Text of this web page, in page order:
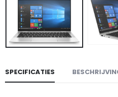
SPECIFICATIES